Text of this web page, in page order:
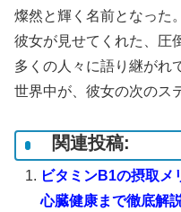
燦然と輝く名前となった
彼女が見せてくれた、圧
多くの人々に語り継がれ
世界中が、彼女の次のス
関連投稿:
ビタミンB1の摂取メ
心臓健康まで徹底解